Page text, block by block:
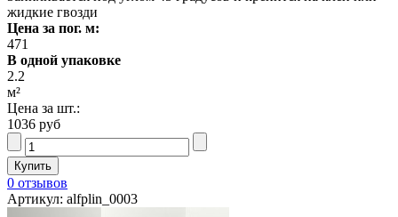
жидкие гвозди
Цена за пог. м:
471
В одной упаковке
2.2
м²
Цена за шт.:
1036 руб
0 отзывов
Артикул: alfplin_0003